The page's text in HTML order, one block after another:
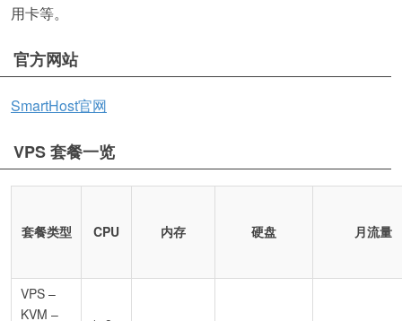
用卡等。
官方网站
SmartHost官网
VPS 套餐一览
套餐类型 CPU 内存 硬盘 月流量
VPS –
KVM –